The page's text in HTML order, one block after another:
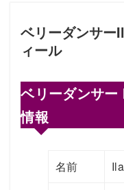
ベリーダンサー
ィール
ベリーダンサ
情報
名前